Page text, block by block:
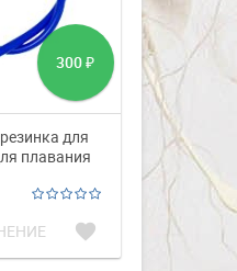
300 ₽
для
плавания
favorite
Лопатки
Affalin
D301
КУПИТЬ
check_box_outline_blank